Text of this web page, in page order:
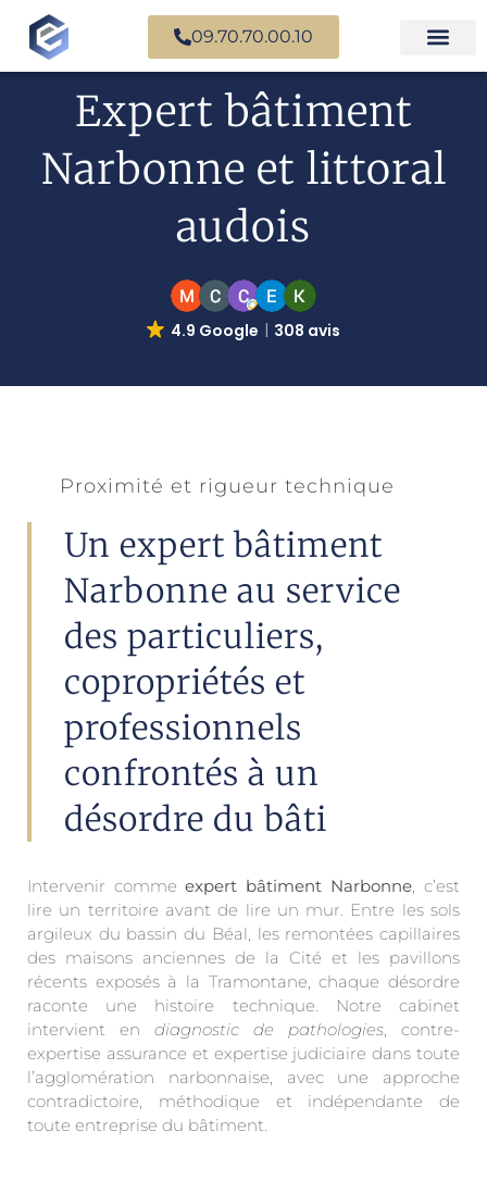
09.70.70.00.10
Expert bâtiment
Narbonne et littoral
audois
4.9 Google 308 avis
Proximité et rigueur technique
Un expert bâtiment
Narbonne au service
des particuliers,
copropriétés et
professionnels
confrontés à un
désordre du bâti
Intervenir comme expert bâtiment Narbonne, c’est
lire un territoire avant de lire un mur. Entre les sols
argileux du bassin du Béal, les remontées capillaires
des maisons anciennes de la Cité et les pavillons
récents exposés à la Tramontane, chaque désordre
raconte une histoire technique. Notre cabinet
intervient en diagnostic de pathologies, contre-
expertise assurance et expertise judiciaire dans toute
l’agglomération narbonnaise, avec une approche
contradictoire, méthodique et indépendante de
toute entreprise du bâtiment.